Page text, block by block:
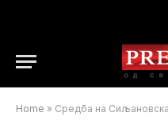
Home » Средба на Сиљановска-Давкова со канадските